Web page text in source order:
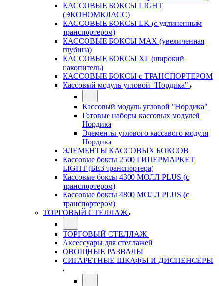
КАССОВЫЕ БОКСЫ LIGHT
(ЭКОНОМКЛАСС)
КАССОВЫЕ БОКСЫ LK (с удлиненным
транспортером)
КАССОВЫЕ БОКСЫ MAX (увеличенная
глубина)
КАССОВЫЕ БОКСЫ XL (широкий
накопитель)
КАССОВЫЕ БОКСЫ с ТРАНСПОРТЕРОМ
Кассовый модуль угловой "Нордика"
Кассовый модуль угловой "Нордика"
Готовые наборы кассовых модулей
Нордика
Элементы углового кассавого модуля
Нордика
ЭЛЕМЕНТЫ КАССОВЫХ БОКСОВ
Кассовые боксы 2500 ГИПЕРМАРКЕТ
LIGHT (БЕЗ транспортера)
Кассовые боксы 4300 МОЛЛ PLUS (с
транспортером)
Кассовые боксы 4800 МОЛЛ PLUS (с
транспортером)
ТОРГОВЫЙ СТЕЛЛАЖ
ТОРГОВЫЙ СТЕЛЛАЖ
Аксессуары для стеллажей
ОВОЩНЫЕ РАЗВАЛЫ
СИГАРЕТНЫЕ ШКАФЫ И ДИСПЕНСЕРЫ